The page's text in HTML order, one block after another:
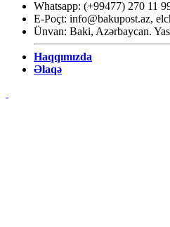
Whatsapp: (+99477) 270 11
E-Poçt: info@bakupost.az,
Ünvan: Baki, Azərbaycan.
Haqqımızda
Əlaqə